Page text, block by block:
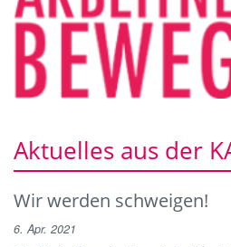
Aktuelles aus der
Wir werden schweigen!
6. Apr. 2021